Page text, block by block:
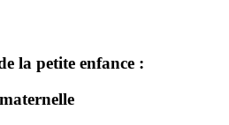
la petite enfance :